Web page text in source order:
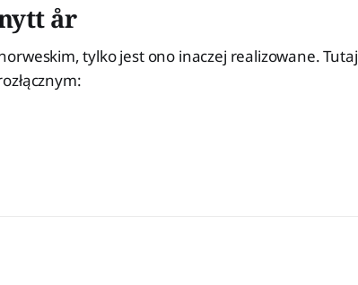
år
tylko jest ono inaczej realizowane. Tutaj